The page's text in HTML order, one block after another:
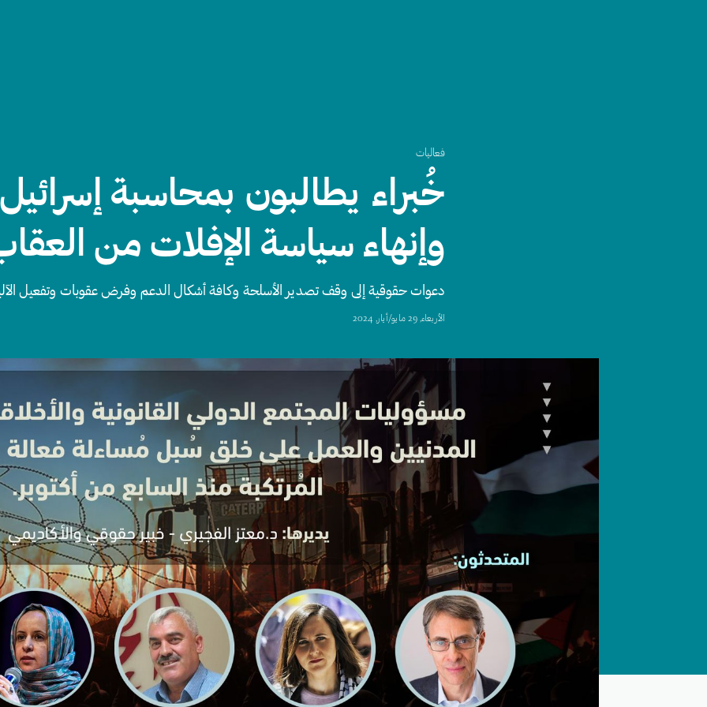
فعاليات
خُبراء يطالبون بمحاسبة إسرائيل
وإنهاء سياسة الإفلات من
دعوات حقوقية إلى وقف تصدير الأسلحة وكافة أشكال الدعم وفرض عقوبات وتفعيل
اﻷربعاء, 29 مايو/أيار, 2024